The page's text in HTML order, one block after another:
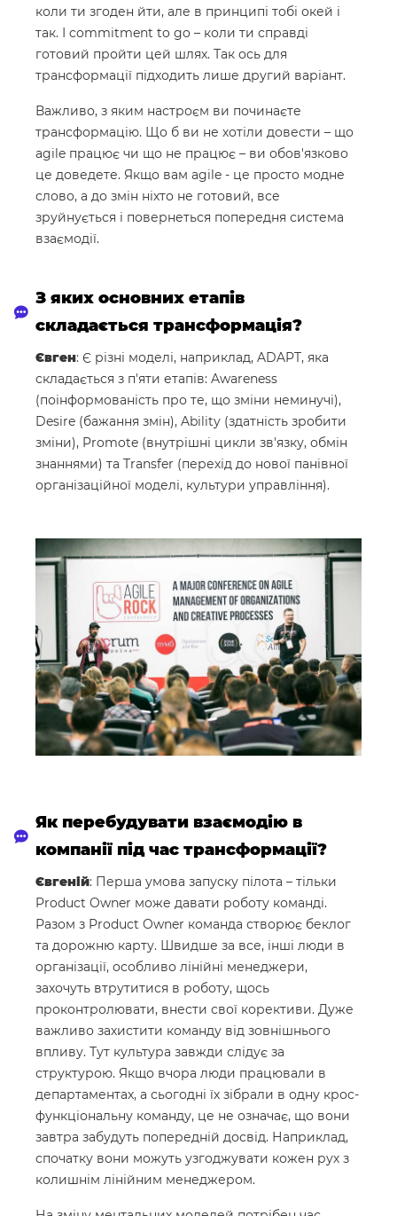
коли ти згоден йти, але в принципі тобі окей і
так. І commitment to go – коли ти справді
готовий пройти цей шлях. Так ось для
трансформації підходить лише другий варіант.
Важливо, з яким настроєм ви починаєте
трансформацію. Що б ви не хотіли довести – що
agile працює чи що не працює – ви обов'язково
це доведете. Якщо вам agile - це просто модне
слово, а до змін ніхто не готовий, все
зруйнується і повернеться попередня система
взаємодії.
З яких основних етапів
складається трансформація?
Євген: Є різні моделі, наприклад, ADAPT, яка
складається з п'яти етапів: Awareness
(поінформованість про те, що зміни неминучі),
Desire (бажання змін), Ability (здатність зробити
зміни), Promote (внутрішні цикли зв'язку, обмін
знаннями) та Transfer (перехід до нової панівної
організаційної моделі, культури управління).
Як перебудувати взаємодію в
компанії під час трансформації?
Євгеній: Перша умова запуску пілота – тільки
Product Owner може давати роботу команді.
Разом з Product Owner команда створює беклог
та дорожню карту. Швидше за все, інші люди в
організації, особливо лінійні менеджери,
захочуть втрутитися в роботу, щось
проконтролювати, внести свої корективи. Дуже
важливо захистити команду від зовнішнього
впливу. Тут культура завжди слідує за
структурою. Якщо вчора люди працювали в
департаментах, а сьогодні їх зібрали в одну крос-
функціональну команду, це не означає, що вони
завтра забудуть попередній досвід. Наприклад,
спочатку вони можуть узгоджувати кожен рух з
колишнім лінійним менеджером.